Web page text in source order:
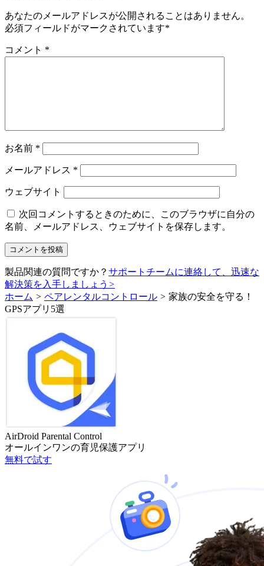
あなたのメールアドレスが公開されることはありません。
必須フィールドがマークされています*
コメント *
お名前 *
メールアドレス *
ウェブサイト
次回コメントするときのために、このブラウザに自分の
名前、メールアドレス、ウェブサイトを保存します。
製品関連の質問ですか？ サポートチームに連絡して、迅速な
解決策を入手しましょう >
ホーム > ペアレンタルコントロール > 家族の安全を守る！
GPSアプリ5選
AirDroid Parental Control
オールインワンの育児保護アプリ
無料で試す